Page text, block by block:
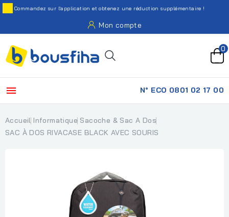
Commandez sur l'application et obtenez une réduction supplémentaire !
Mon compte
0
 N° ECO 0801 02 17 00
Accueil Informatique Sacoche & Sac A Dos
SAC À DOS RIVACASE BLACK AVEC SOURIS